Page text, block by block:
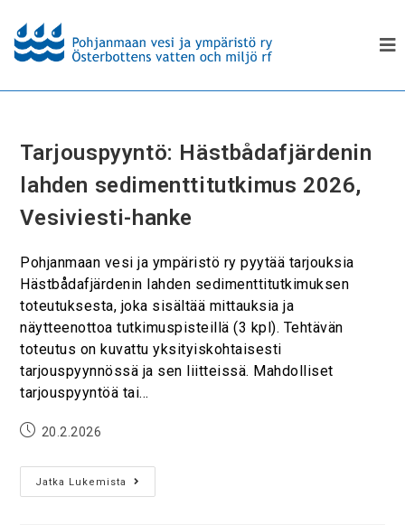
Tarjouspyyntö: Hästbådafjärdenin
lahden sedimenttitutkimus 2026,
Vesiviesti-hanke
Pohjanmaan vesi ja ympäristö ry pyytää tarjouksia
Hästbådafjärdenin lahden sedimenttitutkimuksen
toteutuksesta, joka sisältää mittauksia ja
näytteenottoa tutkimuspisteillä (3 kpl). Tehtävän
toteutus on kuvattu yksityiskohtaisesti
tarjouspyynnössä ja sen liitteissä. Mahdolliset
tarjouspyyntöä tai…
20.2.2026
Jatka Lukemista